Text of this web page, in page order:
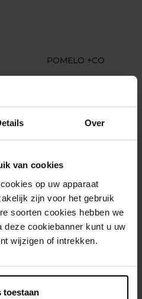
Over
van cookies
op uw apparaat
zijn voor het gebruik
soorten cookies hebben we
deze cookiebanner kunt u uw
wijzigen of intrekken.
toestaan
POMELO +CO
ULTRA DOUX
Loving Blends Kamille &